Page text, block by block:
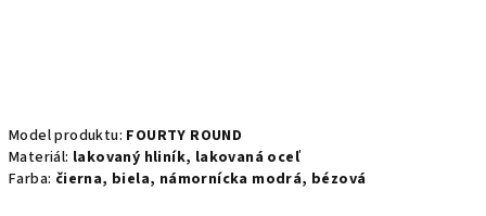
Model produktu: FOURTY ROUND
Materiál: lakovaný hliník, lakovaná oceľ
Farba: čierna, biela, námornícka modrá, bézová